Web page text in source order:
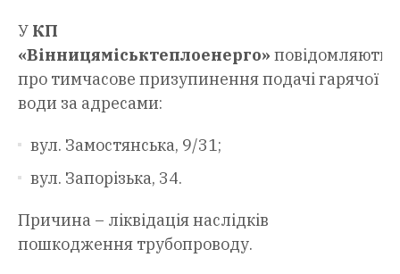
У КП
«Вінницяміськтеплоенерго» повідомляють
про тимчасове призупинення подачі гарячої
води за адресами:
вул. Замостянська, 9/31;
вул. Запорізька, 34.
Причина – ліквідація наслідків
пошкодження трубопроводу.